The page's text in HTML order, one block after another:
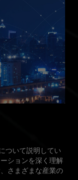
ついて説明してい
ションを深く理解
さまざまな産業の